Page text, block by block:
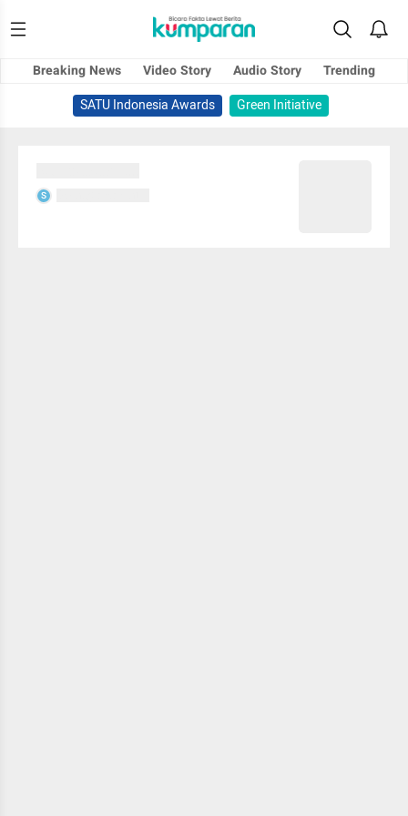
Breaking News Video Story Audio Story
Trending
SATU Indonesia Awards
Green Initiative
S